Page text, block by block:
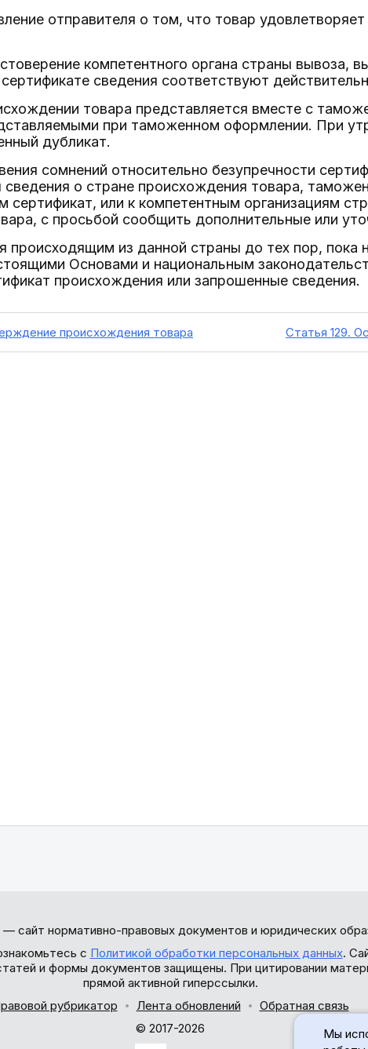
отправителя о том, что товар
компетентного органа страны вывоза,
сведения соответствуют
товара представляется вместе с
при таможенном оформлении. При
дубликат.
сомнений относительно безупречности
сведения о стране происхождения товара,
сертификат, или к компетентным организациям
с просьбой сообщить дополнительные или
происходящим из данной страны до тех пор, пока
Основами и национальным
происхождения или запрошенные сведения.
происхождения товара Статья 129.
— сайт нормативно-правовых документов и юридических
с Политикой обработки персональных данных.
и формы документов защищены. При цитировании
прямой активной гиперссылки.
рубрикатор
Лента обновлений
Обратная связь
© 2017-2026
Мы